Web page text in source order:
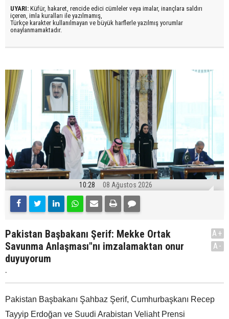
UYARI: Küfür, hakaret, rencide edici cümleler veya imalar, inançlara saldırı
içeren, imla kuralları ile yazılmamış,
Türkçe karakter kullanılmayan ve büyük harflerle yazılmış yorumlar
onaylanmamaktadır.
10:28 08 Ağustos 2026
Pakistan Başbakanı Şerif: Mekke Ortak
Savunma Anlaşması"nı imzalamaktan onur
duyuyorum
.
A+
A-
Pakistan Başbakanı Şahbaz Şerif, Cumhurbaşkanı Recep
Tayyip Erdoğan ve Suudi Arabistan Veliaht Prensi